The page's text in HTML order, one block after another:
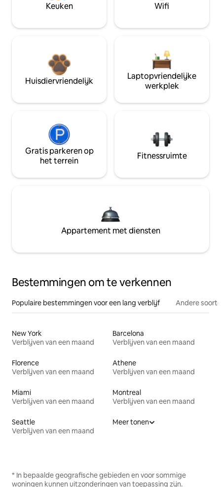
Keuken Wifi
Huisdiervriendelijk
Laptopvriendelijke
werkplek
Gratis parkeren op
het terrein
Fitnessruimte
Appartement met diensten
Bestemmingen om te verkennen
Populaire bestemmingen voor een lang verblijf Andere
New York
Verblijven van een maand
Barcelona
Verblijven van een maand
Florence
Verblijven van een maand
Athene
Verblijven van een maand
Miami
Verblijven van een maand
Montreal
Verblijven van een maand
Seattle
Verblijven van een maand
Meer tonen
* In bepaalde geografische gebieden en voor sommige
woningen kunnen uitzonderingen van toepassing zijn.